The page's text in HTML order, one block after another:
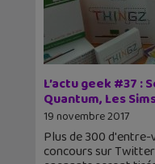
L’actu geek #37 :
Quantum, Les
19 novembre 2017
Plus de 300
concours sur Twitter